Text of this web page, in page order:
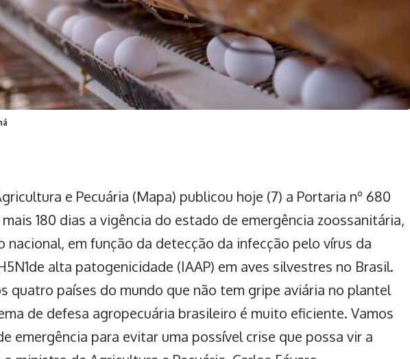
e Pecuária (Mapa) publicou hoje (7) a Portaria nº 680
180 dias a vigência do estado de emergência zoossanitária,
em função da detecção da infecção pelo vírus da
alta patogenicidade (IAAP) em aves silvestres no Brasil.
quatro países do mundo que não tem gripe aviária no plantel
de defesa agropecuária brasileiro é muito eficiente. Vamos
emergência para evitar uma possível crise que possa vir a